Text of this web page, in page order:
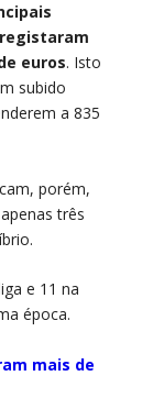
euros. Isto
subido
a 835
porém,
três
e 11 na
época.
mais de